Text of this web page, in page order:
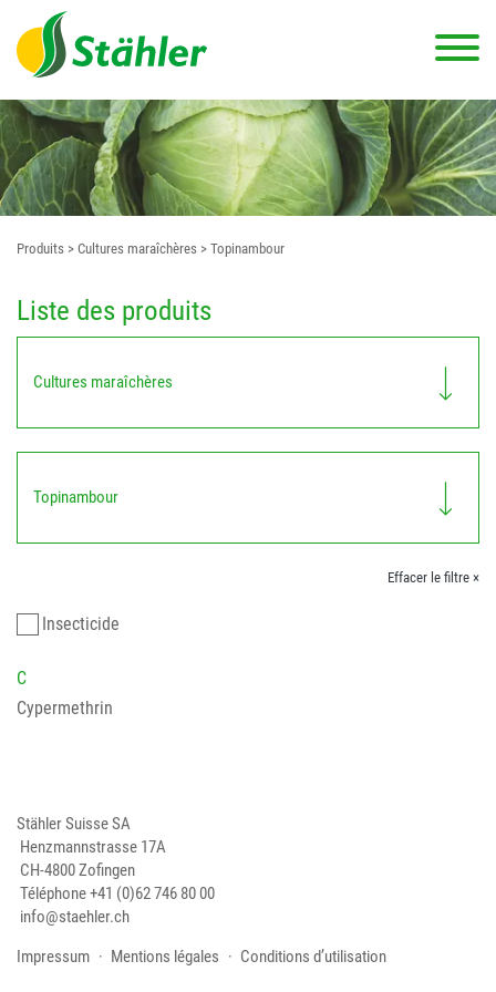
Produits > Cultures maraîchères > Topinambour
Liste des produits
Cultures maraîchères
Topinambour
Effacer le filtre ×
Insecticide
C
Cypermethrin
Stähler Suisse SA
Henzmannstrasse 17A
CH-4800 Zofingen
Téléphone+41 (0)62 746 80 00
info@staehler.ch
Impressum
Mentions légales Conditions d’utilisation